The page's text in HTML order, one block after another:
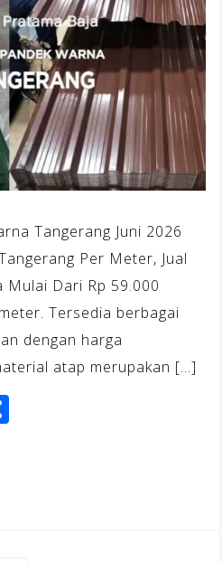
Tangerang Juni 2026
Per Meter, Jual
Dari Rp 59.000
Tersedia berbagai
dengan harga
atap merupakan […]